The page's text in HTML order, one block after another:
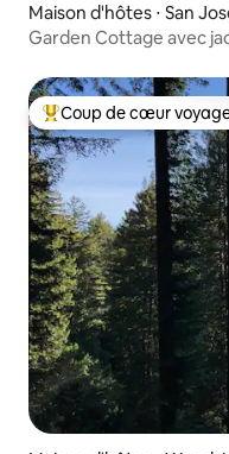
Maison d'hôtes ⋅ San
Garden Cottage avec
Coups de cœur
Coup de cœur